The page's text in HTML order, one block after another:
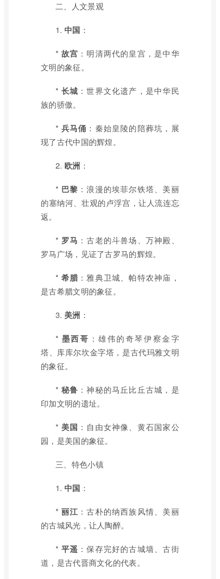
二、人文景观
1. 中国 ：
* 故宫 ：明清两代的皇宫，是中华
文明的象征。
* 长城 ：世界文化遗产，是中华民
族的骄傲。
* 兵马俑 ：秦始皇陵的陪葬坑，展
现了古代中国的辉煌。
2. 欧洲 ：
* 巴黎 ：浪漫的埃菲尔铁塔、美丽
的塞纳河、壮观的卢浮宫，让人流连忘
返。
* 罗马 ：古老的斗兽场、万神殿、
罗马广场，见证了古罗马的辉煌。
* 希腊 ：雅典卫城、帕特农神庙，
是古希腊文明的象征。
3. 美洲 ：
* 墨西哥 ：雄伟的奇琴伊察金字
塔、库库尔坎金字塔，是古代玛雅文明
的象征。
* 秘鲁 ：神秘的马丘比丘古城，是
印加文明的遗址。
* 美国 ：自由女神像、黄石国家公
园，是美国的象征。
三、特色小镇
1. 中国 ：
* 丽江 ：古朴的纳西族风情、美丽
的古城风光，让人陶醉。
* 平遥 ：保存完好的古城墙、古街
道，是古代晋商文化的代表。